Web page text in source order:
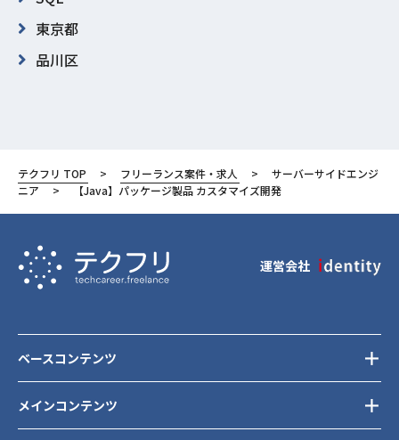
東京都
品川区
テクフリ TOP フリーランス案件・求人
サーバーサイドエンジ
ニア
【Java】パッケージ製品 カスタマイズ開発
運営会社
メインコンテンツ
ベースコンテンツ